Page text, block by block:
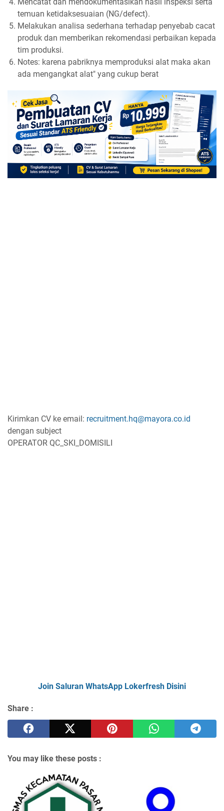
Mencatat dan mendokumentasikan hasil inspeksi serta
temuan ketidaksesuaian (NG/defect).
Melakukan analisa sederhana terhadap penyebab cacat
produk dan memberikan rekomendasi perbaikan kepada
tim produksi.
Notes: karena pabriknya memproduksi alat maka akan
ada mengangkat alat" yang cukup berat
Kirimkan CV ke email: recruitment.hq@mayora.co.id
dengan subject
OPERATOR QC_SKI_DOMISILI
Join Saluran WhatsApp Lokerfresh Disini
Share :
You may like these posts :